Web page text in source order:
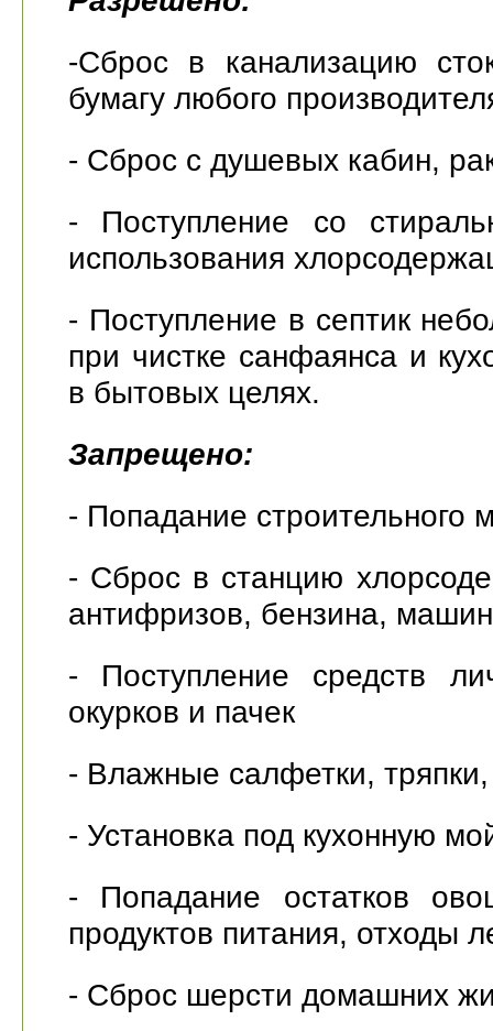
-Сброс в канализацию
бумагу любого
- Сброс с душевых кабин,
- Поступление со
использования
- Поступление в септик
при чистке санфаянса и
в бытовых целях.
Запрещено:
- Попадание строительного
- Сброс в станцию
антифризов, бензина,
- Поступление средств
окурков и пачек
- Влажные салфетки,
- Установка под кухонную
- Попадание остатков
продуктов питания, отходы
- Сброс шерсти домашних